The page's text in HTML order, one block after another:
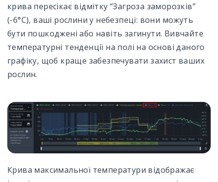
крива пересікає відмітку “Загроза заморозків”
(-6°C), ваші рослини у небезпеці: вони можуть
бути пошкоджені або навіть загинути. Вивчайте
температурні тенденції на полі на основі даного
графіку, щоб краще забезпечувати захист ваших
рослин.
Крива максимальної температури відображає